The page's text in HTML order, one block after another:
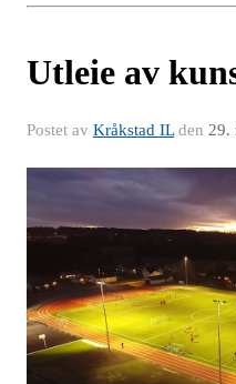
Utleie av
Postet av Kråkstad ILden 29.